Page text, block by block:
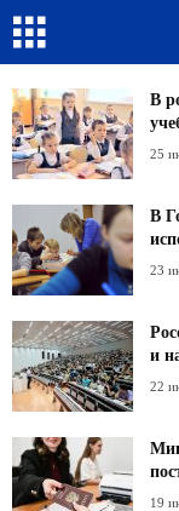
В
25
В
23
и
22
19